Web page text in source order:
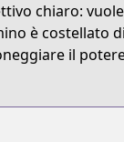
chiaro:
è costellato
il